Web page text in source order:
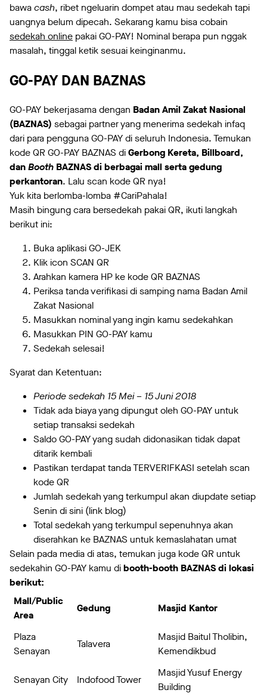
bawacash, ribet ngeluarin dompet atau mau sedekah tapi
uangnya belum dipecah. Sekarang kamu bisa cobain
sedekah online pakai GO-PAY! Nominal berapa pun nggak
masalah, tinggal ketik sesuai keinginanmu.
GO-PAY DAN BAZNAS
GO-PAY bekerjasama dengan Badan Amil Zakat Nasional
(BAZNAS) sebagai partner yang menerima sedekah infaq
dari para pengguna GO-PAY di seluruh Indonesia. Temukan
kode QR GO-PAY BAZNAS diGerbong Kereta, Billboard,
danBooth BAZNAS di berbagai mall serta gedung
perkantoran. Lalu scan kode QR nya!
Yuk kita berlomba-lomba #CariPahala!
Masih bingung cara bersedekah pakai QR, ikuti langkah
berikut ini:
Buka aplikasi GO-JEK
Klik icon SCAN QR
Arahkan kamera HP ke kode QR BAZNAS
Periksa tanda verifikasi di samping nama Badan Amil
Zakat Nasional
Masukkan nominal yang ingin kamu sedekahkan
Masukkan PIN GO-PAY kamu
Sedekah selesai!
Syarat dan Ketentuan:
Periode sedekah 15 Mei – 15 Juni 2018
Tidak ada biaya yang dipungut oleh GO-PAY untuk
setiap transaksi sedekah
Saldo GO-PAY yang sudah didonasikan tidak dapat
ditarik kembali
Pastikan terdapat tanda TERVERIFKASI setelah scan
kode QR
Jumlah sedekah yang terkumpul akan diupdate setiap
Senin di sini (link blog)
Total sedekah yang terkumpul sepenuhnya akan
diserahkan ke BAZNAS untuk kemaslahatan umat
Selain pada media di atas, temukan juga kode QR untuk
sedekahin GO-PAY kamu dibooth-booth BAZNAS di lokasi
berikut:
Mall/Public
Area
Gedung Masjid Kantor
Plaza
Senayan
Talavera
Masjid Baitul Tholibin,
Kemendikbud
Senayan City Indofood Tower
Masjid Yusuf Energy
Building